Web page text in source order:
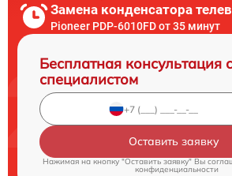
Замена конденсатора
Pioneer PDP-6010FD от 35 минут
Бесплатная консультация
специалистом
Оставить заявку
Нажимая на кнопку "Оставить заявку" Вы
конфиденциальности